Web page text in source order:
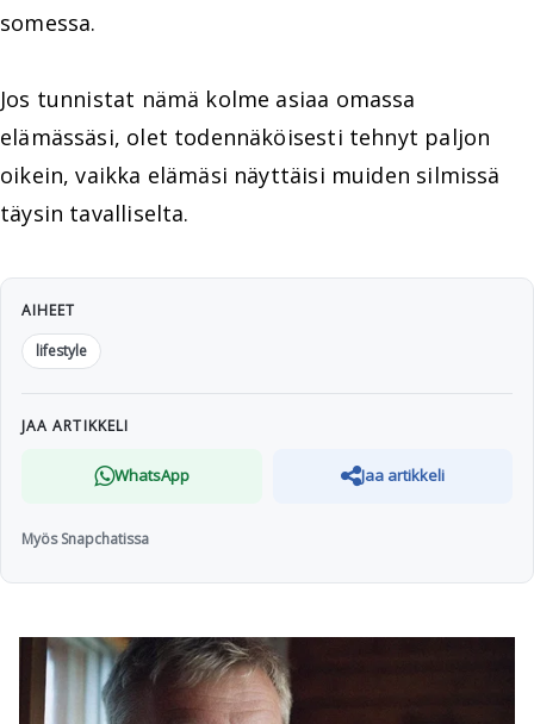
somessa.
Jos tunnistat nämä kolme asiaa omassa
elämässäsi, olet todennäköisesti tehnyt paljon
oikein, vaikka elämäsi näyttäisi muiden silmissä
täysin tavalliselta.
AIHEET
lifestyle
JAA ARTIKKELI
WhatsApp Jaa artikkeli
Myös Snapchatissa